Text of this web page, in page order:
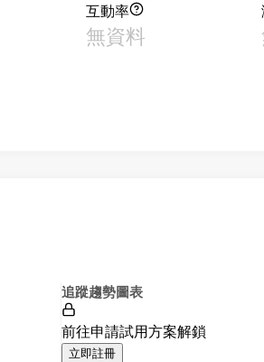
互動率
無資料
追蹤趨勢圖表
前往申請試用方案解鎖
立即註冊